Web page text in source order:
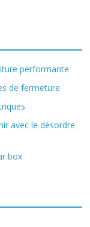
performante
de fermeture
avec le désordre
box